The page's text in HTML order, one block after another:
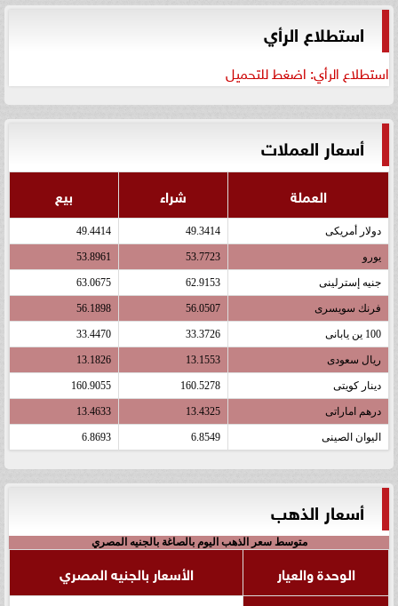
استطلاع الرأي
استطلاع الرأي: اضغط للتحميل
أسعار العملات
العملة شراء بيع
دولار أمريكى 49.3414
49.4414
يورو 53.7723
53.8961
جنيه إسترلينى 62.9153
63.0675
فرنك سويسرى 56.0507
56.1898
100 ين يابانى 33.3726
33.4470
ريال سعودى 13.1553
13.1826
دينار كويتى 160.5278
160.9055
درهم اماراتى 13.4325
13.4633
اليوان الصينى 6.8549
6.8693
أسعار الذهب
متوسط سعر الذهب اليوم بالصاغة بالجنيه المصري
الوحدة والعيار
الأسعار بالجنيه المصري